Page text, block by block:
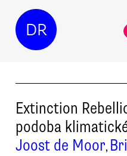
DR
Extinction
podoba
Joost de Moor,